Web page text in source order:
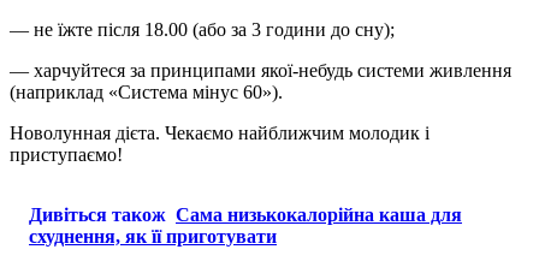
— не їжте після 18.00 (або за 3 години до сну);
— харчуйтеся за принципами якої-небудь системи живлення
(наприклад «Система мінус 60»).
Новолунная дієта. Чекаємо найближчим молодик і
приступаємо!
Дивіться також Сама низькокалорійна каша для
схуднення, як її приготувати